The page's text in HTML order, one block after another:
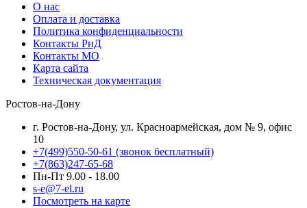
О нас
Оплата и доставка
Политика конфиденциальности
Контакты РнД
Контакты МО
Карта сайта
Техническая документация
Ростов-на-Дону
г. Ростов-на-Дону, ул. Красноармейская, дом № 9, офис
10
+7(499)550-50-61 (звонок бесплатный)
+7(863)247-65-68
Пн-Пт 9.00 - 18.00
s-e@7-el.ru
Посмотреть на карте